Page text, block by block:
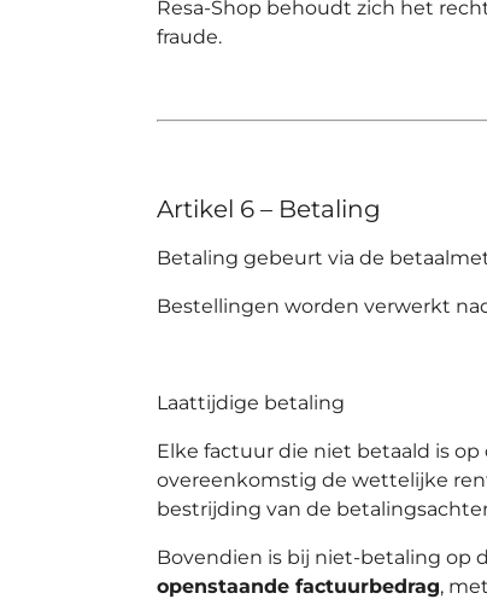
Resa-Shop behoudt zich het
fraude.
Artikel 6 – Betaling
Betaling gebeurt via de
Bestellingen worden verwerkt
Laattijdige betaling
Elke factuur die niet betaald is
overeenkomstig de wettelijke
bestrijding van de
Bovendien is bij niet-betaling op
openstaande factuurbedrag,